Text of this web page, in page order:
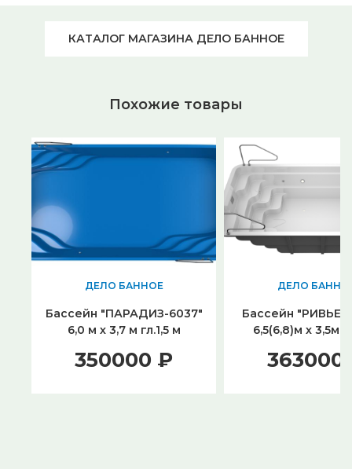
КАТАЛОГ МАГАЗИНА ДЕЛО БАННОЕ
Похожие товары
ДЕЛО БАННОЕ
Бассейн "ПАРАДИЗ-6037"
6,0 м х 3,7 м гл.1,5 м
350000 ₽
ДЕЛО
Бассейн
6,5(6,8)м х 3,5м
363000